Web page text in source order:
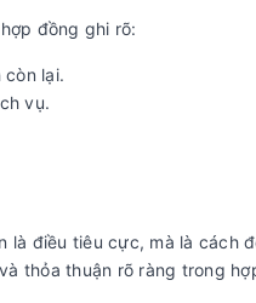
đồng ghi rõ:
lại.
vụ.
là điều tiêu cực, mà là cách
thỏa thuận rõ ràng trong